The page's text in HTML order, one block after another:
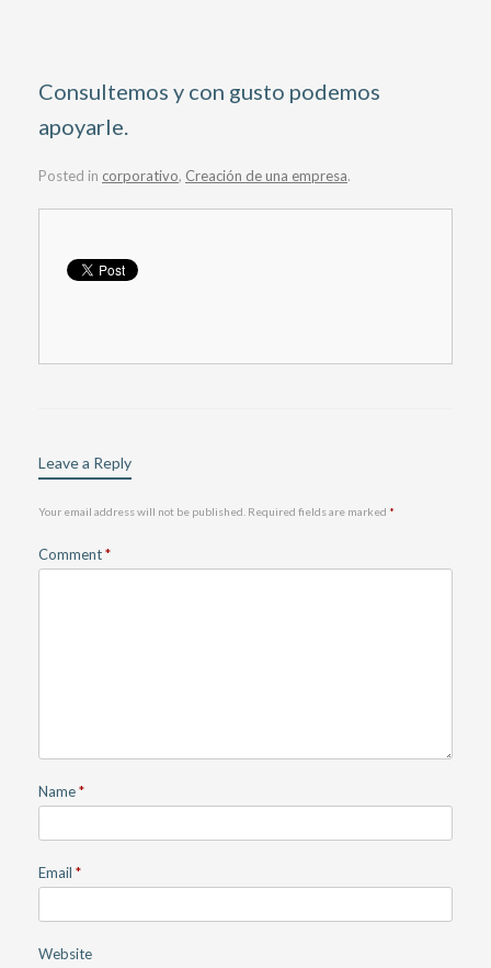
Consultemos y con gusto podemos
apoyarle.
Posted in corporativo, Creación de una empresa.
Leave a Reply
Your email address will not be published. Required fields are marked *
Comment*
Name*
Email *
Website